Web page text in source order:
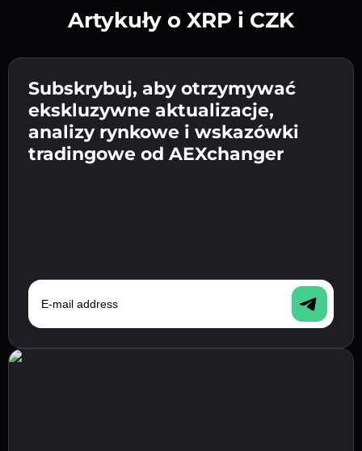
Wpisz adres swojego portfela
kryptowalutowego 👉 przejdź do następnego
kroku.
Potwierdź swoją tożsamość 👉 przejdź do
ostatniego kroku.
Wyślij depozyt 👉 odbierz kryptowalutę lub
walutę fiat w swoim portfelu.
Artykuły o XRP i CZK
Subskrybuj, aby otrzymywać
ekskluzywne aktualizacje,
analizy rynkowe i wskazówki
tradingowe od AEXchanger
E-mail address